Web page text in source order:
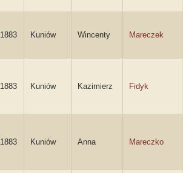
1883 Kuniów Wincenty Mareczek
1883 Kuniów Kazimierz Fidyk
1883 Kuniów Anna Mareczko